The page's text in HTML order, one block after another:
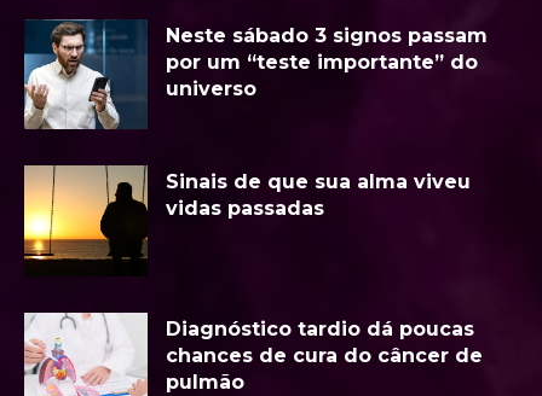
Neste sábado 3 signos passam
por um “teste importante” do
universo
Sinais de que sua alma viveu
vidas passadas
Diagnóstico tardio dá poucas
chances de cura do câncer de
pulmão